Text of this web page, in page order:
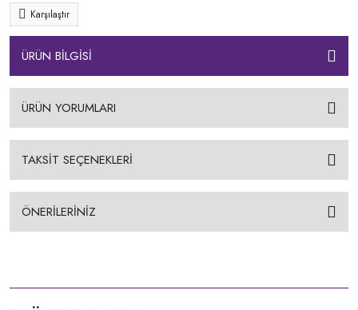
Karşılaştır
ÜRÜN BİLGİSİ
ÜRÜN YORUMLARI
TAKSİT SEÇENEKLERİ
ÖNERİLERİNİZ